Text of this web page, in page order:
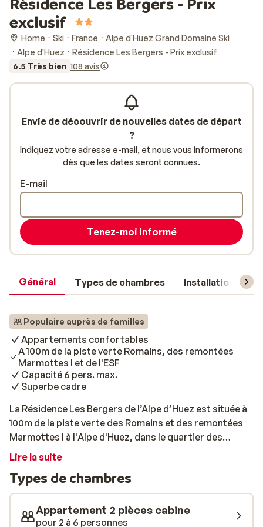
exclusif
Home Ski France
Alpe d'Huez Grand Domaine Ski
Alpe d'Huez
Résidence Les Bergers - Prix exclusif
6.5 Très bien 108 avis
Général Types de chambres Installations
Populaire auprès de familles
Appartements confortables
A 100m de la piste verte Romains, des remontées
Marmottes I et de l'ESF
Capacité 6 pers. max.
Superbe cadre
La Résidence Les Bergers de l’Alpe d’Huez est située à
100m de la piste verte des Romains et des remontées
Marmottes I à l'Alpe d'Huez, dans le quartier des
Bergers. A proximité, vous trouverez un centre
achats si besoin. Elle propose des appartements et
des studios pouvant vous accueillir en famille ou entre
amis jusqu’à 6 personnes. La plupart des logements
disposent de balcons pour que vous puissiez profiter
Lire la suite
Types de chambres
Appartement 2 pièces cabine
pour 2 à 6 personnes
Envie de découvrir de nouvelles dates de départ
?
Indiquez votre adresse e-mail, et nous vous informerons
dès que les dates seront connues.
E-mail
Tenez-moi informé